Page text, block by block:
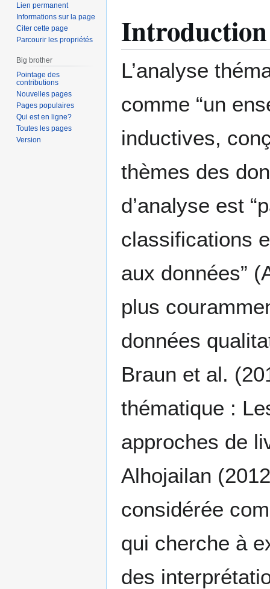
Introduction
L’analyse
comme “un
inductives,
thèmes des
d’analyse est
classifications
aux données”
plus
données
Braun et al.
thématique :
approches de
Alhojailan
considérée
qui cherche à
des
Lien permanent
Informations sur la page
Citer cette page
Parcourir les propriétés
Big brother
Pointage des
contributions
Nouvelles pages
Pages populaires
Qui est en ligne?
Toutes les pages
Version